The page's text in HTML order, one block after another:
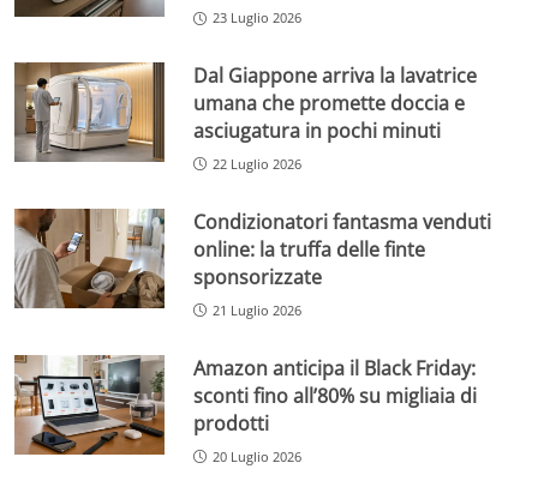
23 Luglio 2026
Dal Giappone arriva la lavatrice
umana che promette doccia e
asciugatura in pochi minuti
22 Luglio 2026
Condizionatori fantasma venduti
online: la truffa delle finte
sponsorizzate
21 Luglio 2026
Amazon anticipa il Black Friday:
sconti fino all’80% su migliaia di
prodotti
20 Luglio 2026